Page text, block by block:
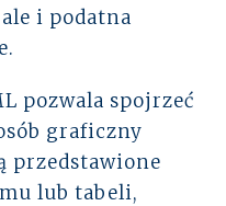
i podatna
pozwala spojrzeć
graficzny
przedstawione
lub tabeli,